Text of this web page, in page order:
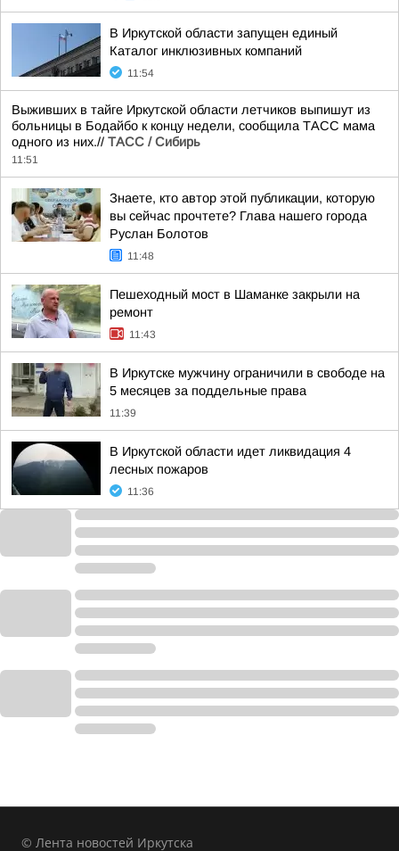
В Иркутской области запущен единый
Каталог инклюзивных компаний
11:54
Выживших в тайге Иркутской области летчиков выпишут из
больницы в Бодайбо к концу недели, сообщила ТАСС мама
одного из них.// ТАСС / Сибирь
11:51
Знаете, кто автор этой публикации, которую
вы сейчас прочтете? Глава нашего города
Руслан Болотов
11:48
Пешеходный мост в Шаманке закрыли на
ремонт
11:43
В Иркутске мужчину ограничили в свободе на
5 месяцев за поддельные права
11:39
В Иркутской области идет ликвидация 4
лесных пожаров
11:36
© Лента новостей Иркутска